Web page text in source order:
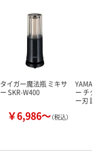
タイガー魔法瓶 ミキサ
ー SKR-W400
￥6,986～（税込）
ー チタ
ー刃 調